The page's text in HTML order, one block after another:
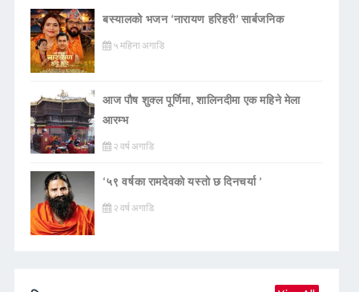
बस्यालको भजन ‘नारायण हरिहरी’ सार्बजनिक
५ महिना अगाडि
आज पौष शुक्ल पूर्णिमा, शालिनदीमा एक महिने मेला
आरम्भ
२ वर्ष अगाडि
‘५९ वर्षका रामदेवकाे यस्ताे छ दिनचर्या ’
२ वर्ष अगाडि